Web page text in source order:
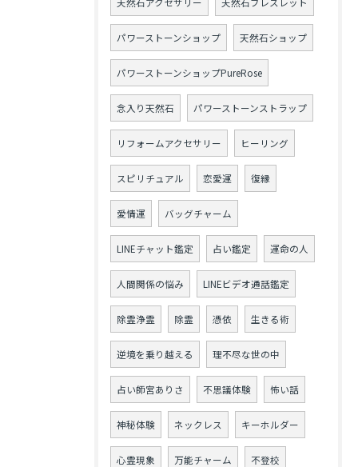
天然石アクセサリー 天然石ブレスレット
パワーストーンショップ 天然石ショップ
パワーストーンショップPureRose
念入り天然石 パワーストーンストラップ
リフォームアクセサリー ヒーリング
スピリチュアル 恋愛運 復縁
愛情運 バッグチャーム
LINEチャット鑑定 占い鑑定 運命の人
人間関係の悩み LINEビデオ通話鑑定
除霊浄霊 除霊 憑依 生きる術
逆境を乗り越える 理不尽な世の中
占い師宮ありさ 不思議体験 怖い話
神秘体験 ネックレス キーホルダー
心霊現象 万能チャーム 不登校